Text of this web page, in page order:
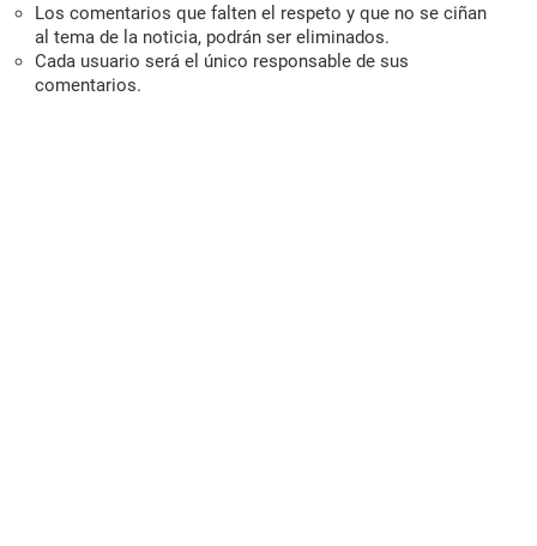
Los comentarios que falten el respeto y que no se ciñan
al tema de la noticia, podrán ser eliminados.
Cada usuario será el único responsable de sus
comentarios.